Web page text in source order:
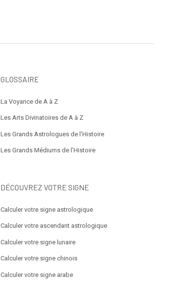
GLOSSAIRE
La Voyance de A à Z
Les Arts Divinatoires de A à Z
Les Grands Astrologues de l’Histoire
Les Grands Médiums de l’Histoire
DÉCOUVREZ VOTRE SIGNE
Calculer votre signe astrologique
Calculer votre ascendant astrologique
Calculer votre signe lunaire
Calculer votre signe chinois
Calculer votre signe arabe